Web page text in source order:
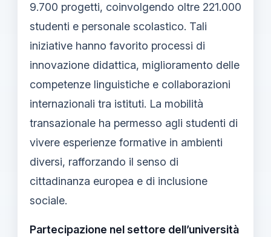
9.700 progetti, coinvolgendo oltre 221.000
studenti e personale scolastico. Tali
iniziative hanno favorito processi di
innovazione didattica, miglioramento delle
competenze linguistiche e collaborazioni
internazionali tra istituti. La mobilità
transazionale ha permesso agli studenti di
vivere esperienze formative in ambienti
diversi, rafforzando il senso di
cittadinanza europea e di inclusione
sociale.
Partecipazione nel settore dell’università